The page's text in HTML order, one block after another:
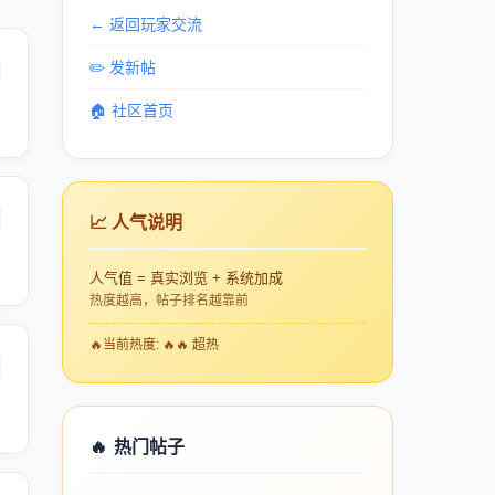
← 返回玩家交流
✏️ 发新帖
🏠 社区首页
📈 人气说明
人气值 = 真实浏览 + 系统加成
热度越高，帖子排名越靠前
🔥 当前热度: 🔥🔥 超热
🔥 热门帖子